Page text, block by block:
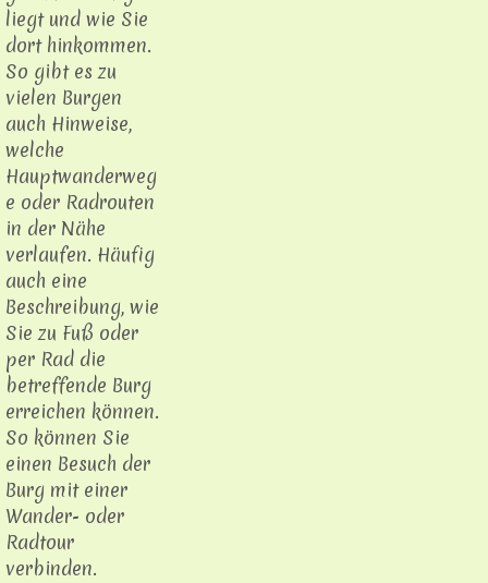
liegt und wie Sie
dort hinkommen.
So gibt es zu
vielen Burgen
auch Hinweise,
welche
Hauptwanderweg
e oder Radrouten
in der Nähe
verlaufen. Häufig
auch eine
Beschreibung, wie
Sie zu Fuß oder
per Rad die
betreffende Burg
erreichen können.
So können Sie
einen Besuch der
Burg mit einer
Wander- oder
Radtour
verbinden.